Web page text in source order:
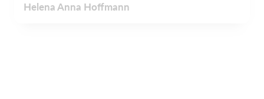
Helena Anna Hoffmann